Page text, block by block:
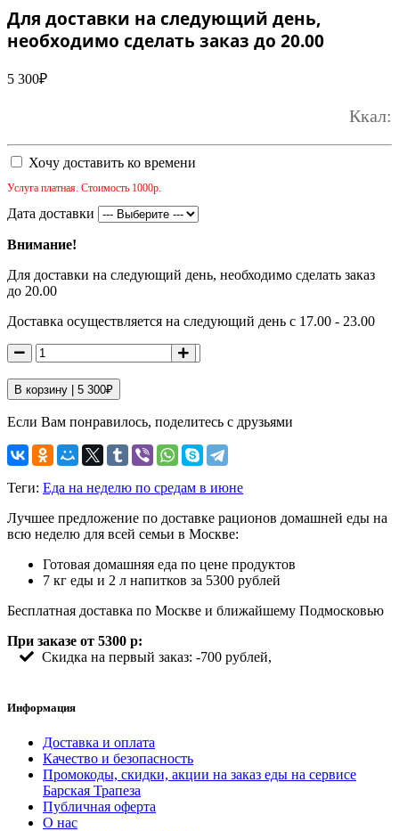
Для доставки на следующий день,
необходимо сделать заказ до 20.00
5 300₽
Ккал:
Хочу доставить ко времени
Услуга платная. Стоимость 1000р.
Дата доставки
Внимание!
Для доставки на следующий день, необходимо сделать заказ
до 20.00
Доставка осуществляется на следующий день с 17.00 - 23.00
В корзину | 5 300₽
Если Вам понравилось, поделитесь с друзьями
Теги: Еда на неделю по средам в июне
Лучшее предложение по доставке рационов домашней еды на
всю неделю для всей семьи в Москве:
Готовая домашняя еда по цене продуктов
7 кг еды и 2 л напитков за 5300 рублей
Бесплатная доставка по Москве и ближайшему Подмосковью
При заказе от 5300 р:
Скидка на первый заказ: -700 рублей,
Информация
Доставка и оплата
Качество и безопасность
Промокоды, скидки, акции на заказ еды на сервисе
Барская Трапеза
Публичная оферта
О нас